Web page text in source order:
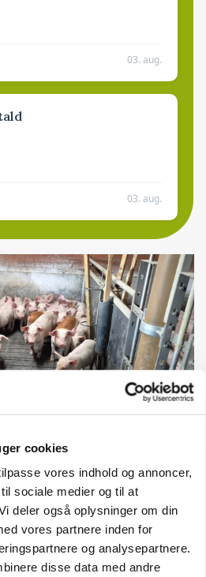
cookies
vores indhold og annoncer,
sociale medier og til at
deler også oplysninger om din
vores partnere inden for
og analysepartnere.
disse data med andre
03. aug.
03. aug.